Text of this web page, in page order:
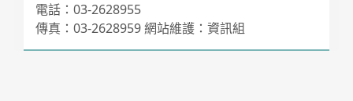
電話：03-2628955
傳真：03-2628959 網站維護：資訊組